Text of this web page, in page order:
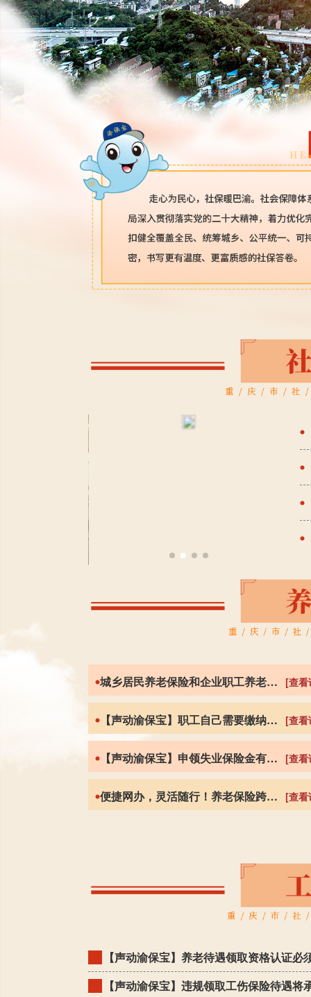
城乡居民养老保险和企业职工养老保险有哪些区别？ [查
【声动渝保宝】职工自己需要缴纳工伤保险吗？ [查
【声动渝保宝】申领失业保险金有时间限制吗？ [查
便捷网办，灵活随行！养老保险跨省转移攻略来啦！ [查
【声动渝保宝】养老待遇领取资格认证
【声动渝保宝】违规领取工伤保险待遇将